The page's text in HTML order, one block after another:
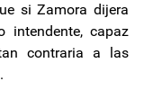
si Zamora dijera
intendente, capaz
contraria a las